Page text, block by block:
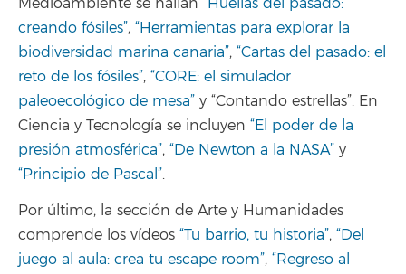
creando fósiles”, “Herramientas para explorar la
biodiversidad marina canaria”, “Cartas del pasado: el
reto de los fósiles”, “CORE: el simulador
paleoecológico de mesa” y “Contando estrellas”. En
Ciencia y Tecnología se incluyen “El poder de la
presión atmosférica”, “De Newton a la NASA” y
“Principio de Pascal”.
Por último, la sección de Arte y Humanidades
comprende los vídeos “Tu barrio, tu historia”, “Del
juego al aula: crea tu escape room”, “Regreso al